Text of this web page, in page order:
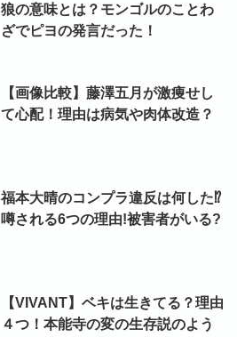
狼の意味とは？モンゴルのことわ
ざでピヨの発言だった！
【画像比較】藤澤五月が激痩せし
て心配！理由は病気や肉体改造？
福本大晴のコンプラ違反は何した⁉
噂される6つの理由!被害者がいる?
【VIVANT】ベキは生きてる？理由
４つ！本能寺の変の生存説のよう